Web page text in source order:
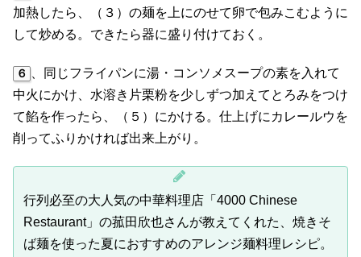
加熱したら、（３）の麺を上にのせて卵で包みこむように
して炒める。できたら器に盛り付けておく。
６ 、同じフライパンに湯・コンソメスープの素を入れて
中火にかけ、水溶き片栗粉を少しずつ加えてとろみをつけ
て餡を作ったら、（５）にかける。仕上げにカレールウを
削ってふりかければ出来上がり。
行列必至の大人気の中華料理店「4000 Chinese
Restaurant」の菰田欣也さんが教えてくれた、焼きそ
ば麺を使った夏におすすめのアレンジ麺料理レシピ。